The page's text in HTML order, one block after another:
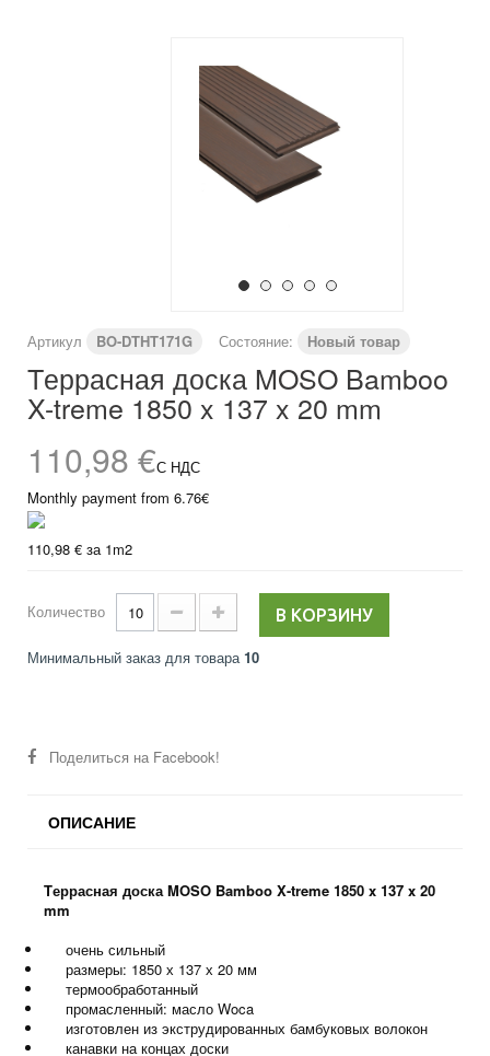
Артикул BO-DTHT171G Состояние: Новый товар
Tеррасная доска MOSO Bamboo
X-treme 1850 x 137 x 20 mm
110,98 €С НДС
Monthly payment from 6.76€
110,98 € за 1m2
Количество В КОРЗИНУ
Минимальный заказ для товара10
Поделиться на Facebook!
ОПИСАНИЕ
Tеррасная доска MOSO Bamboo X-treme 1850 x 137 x 20
mm
очень сильный
размеры: 1850 х 137 х 20 мм
термообработанный
промасленный: масло Woca
изготовлен из экструдированных бамбуковых волокон
канавки на концах доски